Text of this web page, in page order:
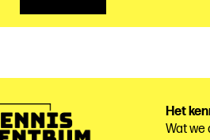
Het
Wat we